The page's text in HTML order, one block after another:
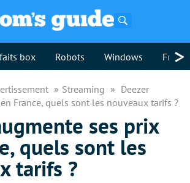
box Robots Windows >
Streaming
Deezer
France, quels sont les nouveaux tarifs ?
ses prix
quels sont les
tarifs ?